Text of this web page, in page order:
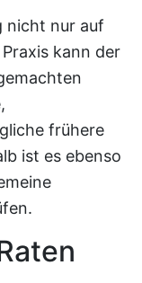
nicht nur auf
kann der
frühere
ist es ebenso